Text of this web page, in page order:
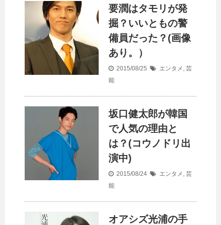
要潤はタモリが発
掘？いいともの警
備員だった？(画像
あり。）
2015/08/25 エンタメ , 芸
能
坂口健太郎が韓国
で人気の理由と
は？(コウノドリ出
演中)
2015/08/24 エンタメ , 芸
能
オアシズ光浦の手